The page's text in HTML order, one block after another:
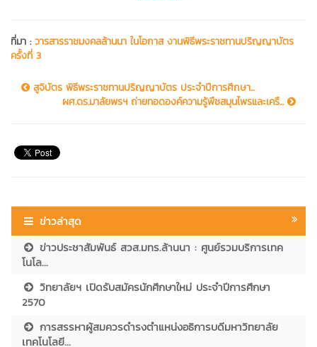
ที่มา :วารสารราชมงคลล้านนา ในโอกาส งานพิธีพระราชทานปริญญาบัตร
ครั้งที่ 3
สูจิบัตร พิธีพระราชทานปริญญาบัตร ประจำปีการศึกษา...
ผศ.ดร.มาลัยพรฯ ถ่ายทอดองค์ความรู้พืชสมุนไพรและเครื...
ข่าวล่าสุด
ข่าวประชาสัมพันธ์ สวส.มทร.ล้านนา : ศูนย์รวมบริการเทค
โนโล...
วิทยาลัยฯ เปิดรับสมัครนักศึกษาใหม่ ประจำปีการศึกษา
2570
การสรรหาผู้สมควรดำรงตำแหน่งอธิการบดีมหาวิทยาลัย
เทคโนโลยี...